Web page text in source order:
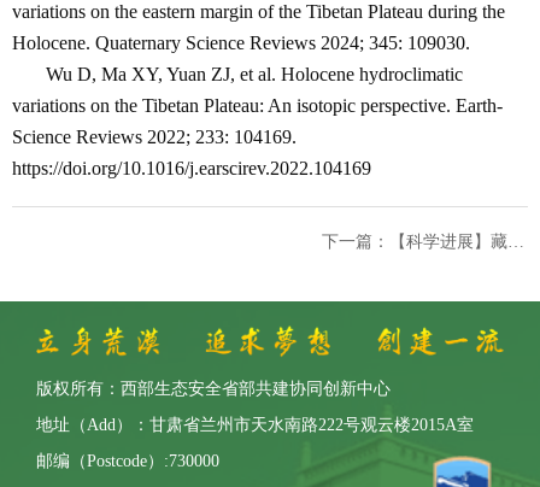
variations on the eastern margin of the Tibetan Plateau during the
Holocene. Quaternary Science Reviews 2024; 345: 109030.
Wu D, Ma XY, Yuan ZJ, et al. Holocene hydroclimatic
variations on the Tibetan Plateau: An isotopic perspective. Earth-
Science Reviews 2022; 233: 104169.
https://doi.org/10.1016/j.earscirev.2022.104169
下一篇：【科学进展】藏彝走廊人为土壤侵蚀时空演变及其对湖泊有机碳埋藏影响研究取得重要进展
版权所有：西部生态安全省部共建协同创新中心
地址（Add）：甘肃省兰州市天水南路222号观云楼2015A室
邮编（Postcode）:730000